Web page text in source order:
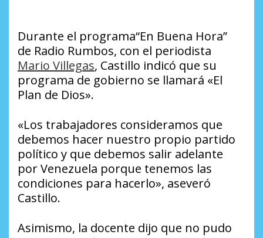
Durante el programa“En Buena Hora”
de Radio Rumbos, con el periodista
Mario Villegas, Castillo indicó que su
programa de gobierno se llamará «El
Plan de Dios».
«Los trabajadores consideramos que
debemos hacer nuestro propio partido
político y que debemos salir adelante
por Venezuela porque tenemos las
condiciones para hacerlo», aseveró
Castillo.
Asimismo, la docente dijo que no pudo